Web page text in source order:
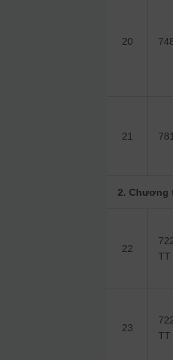
20
21
2. Chương
22
TT
23
TT